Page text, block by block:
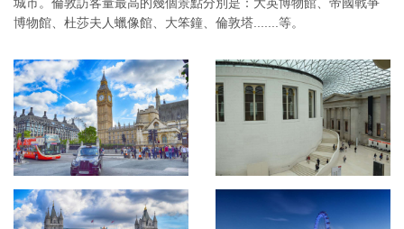
博物館、 杜莎夫人蠟像館、大笨鐘、 倫敦塔.......等。